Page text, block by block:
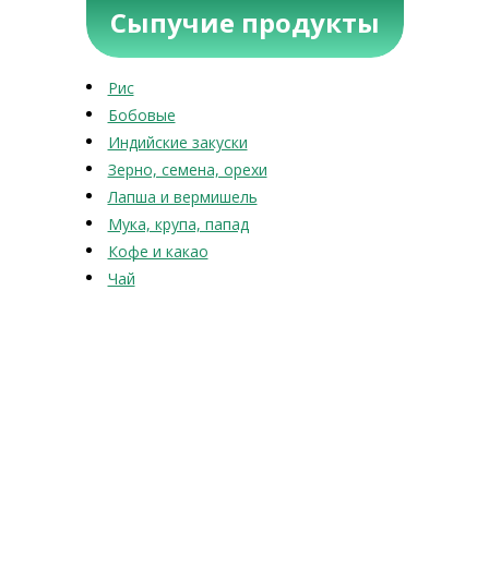
Сыпучие продукты
Рис
Бобовые
Индийские закуски
Зерно, семена, орехи
Лапша и вермишель
Мука, крупа, папад
Кофе и какао
Чай